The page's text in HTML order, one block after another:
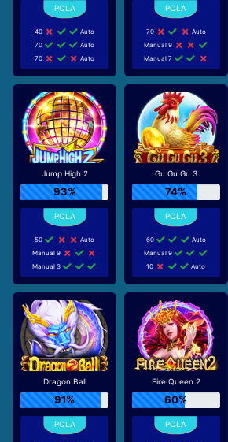
40
Auto
70
Auto
70
Auto
70
Auto
Manual 9
Manual 7
Jump High 2
93%
50
Auto
Manual 9
Manual 3
Gu Gu Gu 3
74%
60
Auto
Manual 9
10
Auto
Dragon Ball
91%
Fire Queen 2
60%